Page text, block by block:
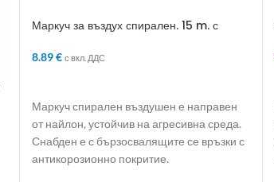
Маркуч за въздух спирален. 15 m. с
8.89€ с вкл. ДДС
Маркуч спирален въздушен е направен
от найлон, устойчив на агресивна среда.
Снабден е с бързосвалящите се връзки с
антикорозионно покритие.